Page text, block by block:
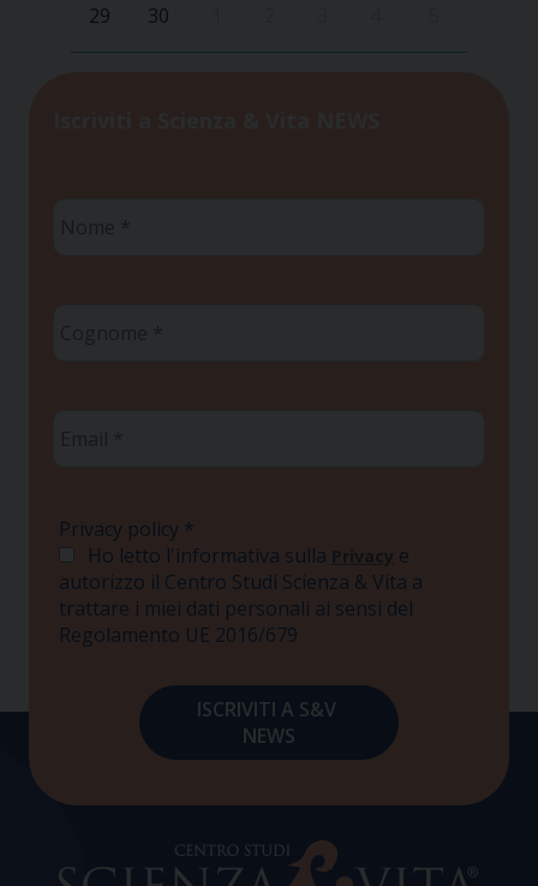
29
30
Privacy policy *
Ho letto l'informativa sulla Privacy e
autorizzo il Centro Studi Scienza & Vita a
trattare i miei dati personali ai sensi del
Regolamento UE 2016/679